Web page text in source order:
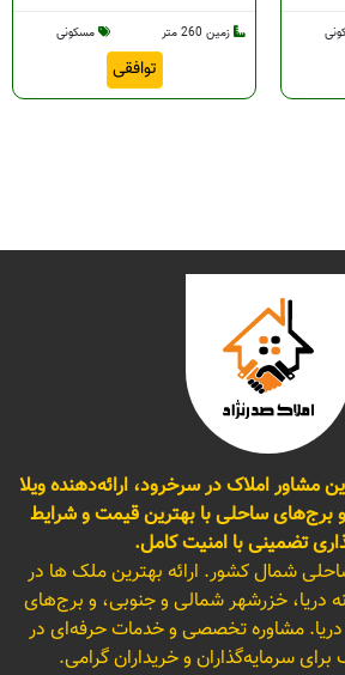
زمین 260 متر مسکونی
توافقی
مشاور املاک در سرخرود، ارائه‌دهنده ویلا
و برج‌های ساحلی با بهترین قیمت و شرایط
تضمینی با امنیت کامل.
شمال کشور. ارائه بهترین ملک ها در
دریا، خزرشهر شمالی و جنوبی، و برج‌های
مشاوره تخصصی و خدمات حرفه‌ای در
سرمایه‌گذاران و خریداران گرامی.